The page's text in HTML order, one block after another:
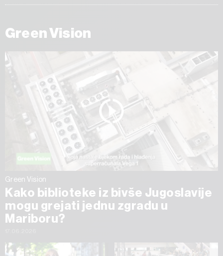
Green Vision
Green Vision
Kako biblioteke iz bivše Jugoslavije
mogu grejati jednu zgradu u
Mariboru?